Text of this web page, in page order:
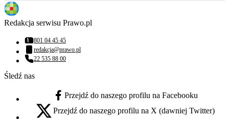
Redakcja serwisu Prawo.pl
Numer telefonu:
801 04 45 45
Adres email:
redakcja@prawo.pl
Numer telefonu:
22 535 88 00
Śledź nas
facebook - otwiera się w nowej karcie
Przejdź do naszego profilu na Facebooku
x - otwiera się w nowej karcie
Przejdź do naszego profilu na X (dawniej Twitter)